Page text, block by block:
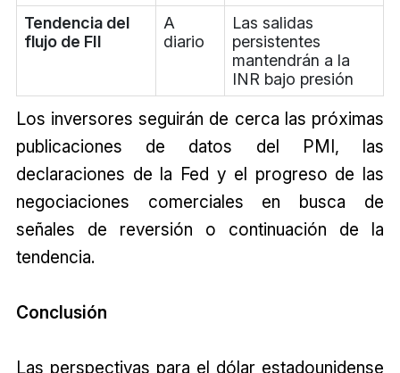
Tendencia del
flujo de FII
A
diario
Las salidas
persistentes
mantendrán a la
INR bajo presión
Los inversores seguirán de cerca las próximas
publicaciones de datos del PMI, las
declaraciones de la Fed y el progreso de las
negociaciones comerciales en busca de
señales de reversión o continuación de la
tendencia.
Conclusión
Las perspectivas para el dólar estadounidense